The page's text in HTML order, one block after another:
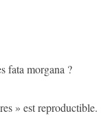
fata morgana ?
» est reproductible.